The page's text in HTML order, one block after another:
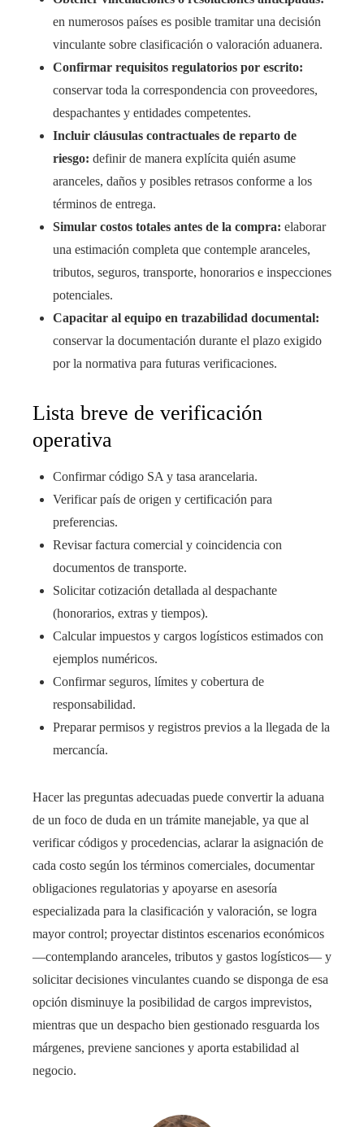
en numerosos países es posible tramitar una decisión
vinculante sobre clasificación o valoración aduanera.
Confirmar requisitos regulatorios por escrito:
conservar toda la correspondencia con proveedores,
despachantes y entidades competentes.
Incluir cláusulas contractuales de reparto de
riesgo: definir de manera explícita quién asume
aranceles, daños y posibles retrasos conforme a los
términos de entrega.
Simular costos totales antes de la compra: elaborar
una estimación completa que contemple aranceles,
tributos, seguros, transporte, honorarios e inspecciones
potenciales.
Capacitar al equipo en trazabilidad documental:
conservar la documentación durante el plazo exigido
por la normativa para futuras verificaciones.
Lista breve de verificación
operativa
Confirmar código SA y tasa arancelaria.
Verificar país de origen y certificación para
preferencias.
Revisar factura comercial y coincidencia con
documentos de transporte.
Solicitar cotización detallada al despachante
(honorarios, extras y tiempos).
Calcular impuestos y cargos logísticos estimados con
ejemplos numéricos.
Confirmar seguros, límites y cobertura de
responsabilidad.
Preparar permisos y registros previos a la llegada de la
mercancía.
Hacer las preguntas adecuadas puede convertir la aduana
de un foco de duda en un trámite manejable, ya que al
verificar códigos y procedencias, aclarar la asignación de
cada costo según los términos comerciales, documentar
obligaciones regulatorias y apoyarse en asesoría
especializada para la clasificación y valoración, se logra
mayor control; proyectar distintos escenarios económicos
—contemplando aranceles, tributos y gastos logísticos— y
solicitar decisiones vinculantes cuando se disponga de esa
opción disminuye la posibilidad de cargos imprevistos,
mientras que un despacho bien gestionado resguarda los
márgenes, previene sanciones y aporta estabilidad al
negocio.